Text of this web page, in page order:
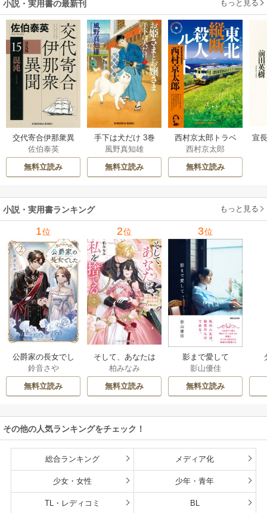
小説・実用書の最新刊 もっと見る
交代寄合伊那衆異
聞 15巻
佐伯泰英
無料立読み
手下は犬だけ 3巻
風野真知雄
無料立読み
西村京太郎トラベ
ルミステリー・セ
レクション 2巻
西村京太郎
無料立読み
宣
小説・実用書ランキング もっと見る
1位
公爵家の長女でし
た
鈴音さや
無料立読み
2位
そして、あなたは
私を捨てる
柏みなみ
無料立読み
3位
影まで愛して
影山優佳
無料立読み
その他の人気ランキングをチェック！
総合ランキング メディア化
少女・女性 少年・青年
TL・レディコミ BL